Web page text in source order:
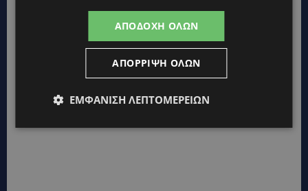
ΑΠΟΔΟΧΉ ΌΛΩΝ
ΑΠΌΡΡΙΨΗ ΌΛΩΝ
ΕΜΦΆΝΙΣΗ ΛΕΠΤΟΜΕΡΕΙΏΝ